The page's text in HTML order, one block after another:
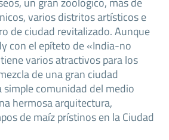
varios distritos artísticos e
de ciudad revitalizado. Aunque
con el epíteto de «India-no
varios atractivos para los
de una gran ciudad
comunidad del medio
hermosa arquitectura,
de maíz prístinos en la Ciudad